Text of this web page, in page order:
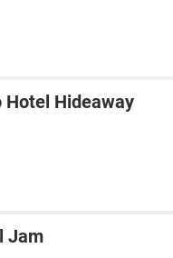
Hotel Hideaway
Jam